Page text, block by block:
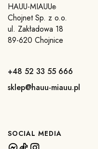
HAUU-MIAUU®
Chojnet Sp. z o.o.
ul. Zakładowa 18
89-620 Chojnice
+48 52 33 55 666
sklep@hauu-miauu.pl
SOCIAL MEDIA